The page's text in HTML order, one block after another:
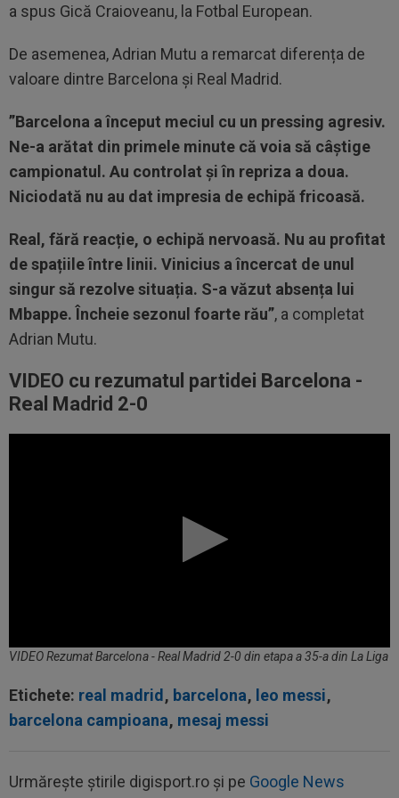
a spus Gică Craioveanu, la Fotbal European.
De asemenea, Adrian Mutu a remarcat diferența de
valoare dintre Barcelona și Real Madrid.
”Barcelona a început meciul cu un pressing agresiv.
Ne-a arătat din primele minute că voia să câștige
campionatul. Au controlat și în repriza a doua.
Niciodată nu au dat impresia de echipă fricoasă.
Real, fără reacție, o echipă nervoasă. Nu au profitat
de spațiile între linii. Vinicius a încercat de unul
singur să rezolve situația. S-a văzut absența lui
Mbappe. Încheie sezonul foarte rău”, a completat
Adrian Mutu.
VIDEO cu rezumatul partidei Barcelona -
Real Madrid 2-0
VIDEO Rezumat Barcelona - Real Madrid 2-0 din etapa a 35-a din La Liga
Etichete: real madrid , barcelona, leo messi,
barcelona campioana, mesaj messi
Urmărește știrile digisport.ro și pe Google News
10:39
Kim Kardashian speră la "nunta secolului",